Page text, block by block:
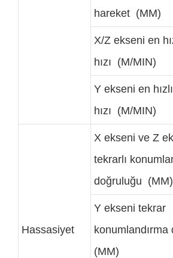
hareket (MM)
X/Z ekseni en
hızı (M/MIN)
Y ekseni en
hızı (M/MIN)
Hassasiyet
X ekseni ve Z
tekrarlı
doğruluğu (MM)
Y ekseni tekrar
konumlandırma
(MM)